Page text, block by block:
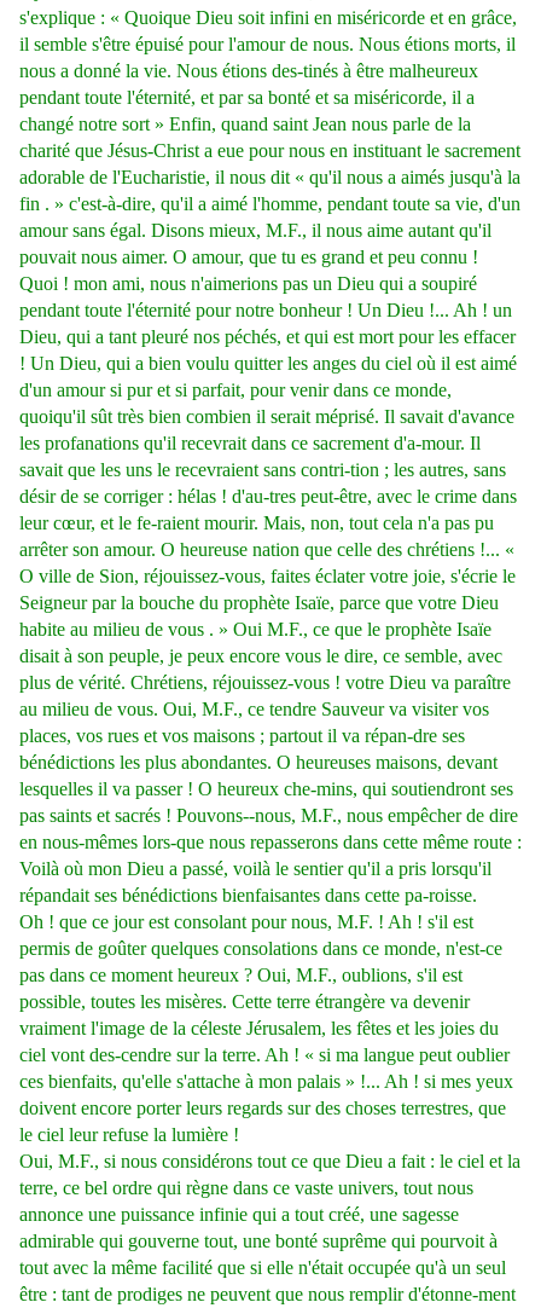
s'explique : « Quoique Dieu soit infini en miséricorde et en grâce,
il semble s'être épuisé pour l'amour de nous. Nous étions morts, il
nous a donné la vie. Nous étions des-tinés à être malheureux
pendant toute l'éternité, et par sa bonté et sa miséricorde, il a
changé notre sort » Enfin, quand saint Jean nous parle de la
charité que Jésus-Christ a eue pour nous en instituant le sacrement
adorable de l'Eucharistie, il nous dit « qu'il nous a aimés jusqu'à la
fin . » c'est-à-dire, qu'il a aimé l'homme, pendant toute sa vie, d'un
amour sans égal. Disons mieux, M.F., il nous aime autant qu'il
pouvait nous aimer. O amour, que tu es grand et peu connu !
Quoi ! mon ami, nous n'aimerions pas un Dieu qui a soupiré
pendant toute l'éternité pour notre bonheur ! Un Dieu !... Ah ! un
Dieu, qui a tant pleuré nos péchés, et qui est mort pour les effacer
! Un Dieu, qui a bien voulu quitter les anges du ciel où il est aimé
d'un amour si pur et si parfait, pour venir dans ce monde,
quoiqu'il sût très bien combien il serait méprisé. Il savait d'avance
les profanations qu'il recevrait dans ce sacrement d'a-mour. Il
savait que les uns le recevraient sans contri-tion ; les autres, sans
désir de se corriger : hélas ! d'au-tres peut-être, avec le crime dans
leur cœur, et le fe-raient mourir. Mais, non, tout cela n'a pas pu
arrêter son amour. O heureuse nation que celle des chrétiens !... «
O ville de Sion, réjouissez-vous, faites éclater votre joie, s'écrie le
Seigneur par la bouche du prophète Isaïe, parce que votre Dieu
habite au milieu de vous . » Oui M.F., ce que le prophète Isaïe
disait à son peuple, je peux encore vous le dire, ce semble, avec
plus de vérité. Chrétiens, réjouissez-vous ! votre Dieu va paraître
au milieu de vous. Oui, M.F., ce tendre Sauveur va visiter vos
places, vos rues et vos maisons ; partout il va répan-dre ses
bénédictions les plus abondantes. O heureuses maisons, devant
lesquelles il va passer ! O heureux che-mins, qui soutiendront ses
pas saints et sacrés ! Pouvons--nous, M.F., nous empêcher de dire
en nous-mêmes lors-que nous repasserons dans cette même route :
Voilà où mon Dieu a passé, voilà le sentier qu'il a pris lorsqu'il
répandait ses bénédictions bienfaisantes dans cette pa-roisse.
Oh ! que ce jour est consolant pour nous, M.F. ! Ah ! s'il est
permis de goûter quelques consolations dans ce monde, n'est-ce
pas dans ce moment heureux ? Oui, M.F., oublions, s'il est
possible, toutes les misères. Cette terre étrangère va devenir
vraiment l'image de la céleste Jérusalem, les fêtes et les joies du
ciel vont des-cendre sur la terre. Ah ! « si ma langue peut oublier
ces bienfaits, qu'elle s'attache à mon palais » !... Ah ! si mes yeux
doivent encore porter leurs regards sur des choses terrestres, que
le ciel leur refuse la lumière !
Oui, M.F., si nous considérons tout ce que Dieu a fait : le ciel et la
terre, ce bel ordre qui règne dans ce vaste univers, tout nous
annonce une puissance infinie qui a tout créé, une sagesse
admirable qui gouverne tout, une bonté suprême qui pourvoit à
tout avec la même facilité que si elle n'était occupée qu'à un seul
être : tant de prodiges ne peuvent que nous remplir d'étonne-ment